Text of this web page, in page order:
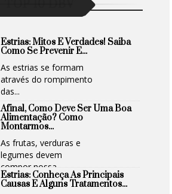
Estrias: Mitos E Verdades! Saiba
Como Se Prevenir E...
As estrias se formam
através do rompimento
das...
Afinal, Como Deve Ser Uma Boa
Alimentação? Como
Montarmos...
As frutas, verduras e
legumes devem
compor nossa...
Estrias: Conheça As Principais
Causas E Alguns Tratamentos...